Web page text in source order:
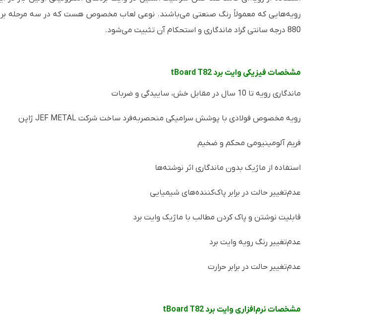
رویه‌هایی که معمولاً رنگ صنعتی می‌باشند. نوعی لعاب مخصوص هست که در سه مرحله بر
880 درجه سانتی گراد ماندگاری و استحکام آن تثبیت می‌شود.
مشخصات فیزیکی وایت بردtBoard T82
ماندگاری رویه تا 10 سال در مقابل خش، ساییدگی و ضربات
رویه مخصوص فولادی با پوشش سرامیکی منحصربه‌فرد ساخت شرکتJEF METAL ژاپن
فریم آلومینیومی محکم و ضخیم
استفاده از ماژیک بدون ماندگاری اثر نوشته‌ها
عدم‌تغییر حالت در برابر پاک‌کننده‌های شیمیایی
قابلیت نوشتن و پاک کردن مطالب با ماژیک وایت برد
عدم‌تغییر رنگ رویه وایت برد
عدم‌تغییر حالت در برابر حرارت
مشخصات نرم‌افزاری وایت بردtBoard T82